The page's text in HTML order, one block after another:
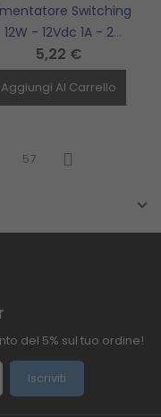
Switching
12W - 12Vdc 1A - 2
Connettori ALPHA
- KD1910/12
5,22 €
Aggiungi Al Carrello
57
Successivo
del 5% sul tuo ordine!
Iscriviti